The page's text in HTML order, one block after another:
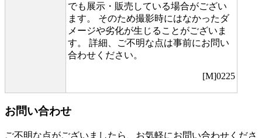
でも展示・販売している場合がござい
ます。 そのため撮影時にはなかったダ
メージや劣化が生じることがございま
す。 詳細、ご不明な点は事前にお問い
合わせください。
[M]0225
お問い合わせ
ご不明な点がございましたら、お気軽にお問い合わせくださ